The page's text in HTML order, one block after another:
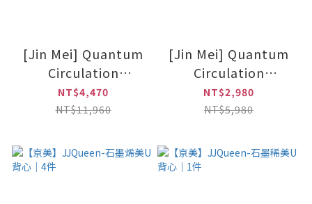
[Jin Mei] Quantum
Circulation
Leggings(Black)
NT$4,470
NT$11,960
[Jin Mei] Quantum
Circulation
Leggings(Black)
NT$2,980
NT$5,980